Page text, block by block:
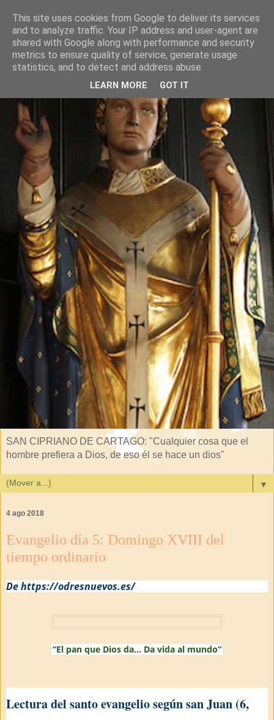
SAN CIPRIANO DE CARTAGO: "Cualquier cosa que el
hombre prefiera a Dios, de eso él se hace un dios"
▼
4 ago 2018
Evangelio día 5: Domingo XVIII del
tiempo ordinario
De https://odresnuevos.es/
“El pan que Dios da… Da vida al mundo“
Lectura del santo evangelio según san Juan (6,
This site uses cookies from Google to deliver its services
and to analyze traffic. Your IP address and user-agent are
shared with Google along with performance and security
metrics to ensure quality of service, generate usage
statistics, and to detect and address abuse.
LEARN MORE GOT IT